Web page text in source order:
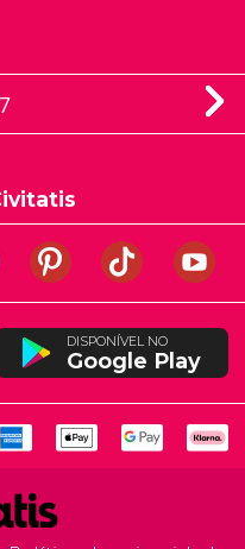
DISPONÍVEL NO
Google Play